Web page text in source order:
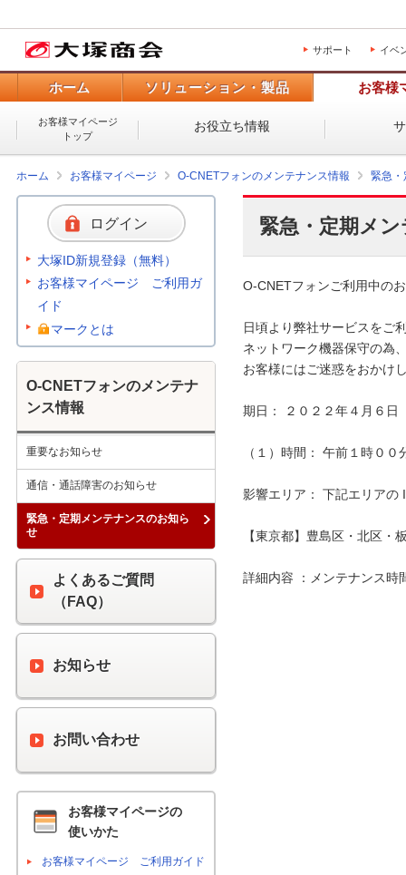
サポート イベ
ホーム ソリューション・製品 お客様
お客様マイページ
トップ
お役立ち情報
ホーム お客様マイページ O-CNETフォンのメンテナンス情報 緊急・
緊急・定期メ
O-CNETフォンご利用中の
日頃より弊社サービスをご
ネットワーク機器保守の為
お客様にはご迷惑をおかけ
期日： ２０２２年４月６日
（１）時間： 午前１時０
影響エリア： 下記エリアの
【東京都】豊島区・北区・
詳細内容 ：メンテナンス時
ログイン
大塚ID新規登録（無料）
お客様マイページ ご利用ガ
イド
マークとは
O-CNETフォンのメンテナ
ンス情報
重要なお知らせ
通信・通話障害のお知らせ
緊急・定期メンテナンスのお知ら
せ
よくあるご質問
（FAQ）
お知らせ
お問い合わせ
お客様マイページの
使いかた
お客様マイページ ご利用ガイド